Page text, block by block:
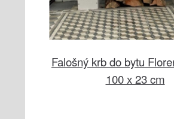
Falošný krb do bytu
100 x 23 cm